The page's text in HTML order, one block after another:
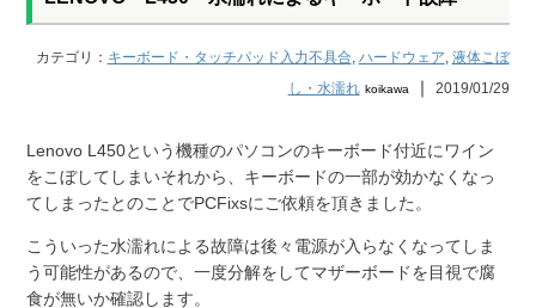
カテゴリ： キーボード・タッチパッド入力不具合, ハードウェア, 液体こぼ
し・水濡れ koikawa ｜ 2019/01/29
Lenovo L450という機種のパソコンのキーボード付近にワイン
をこぼしてしまいそれから、キーボードの一部が効かなくなっ
てしまったとのことでPCFixsにご依頼を頂きました。
こういった水濡れによる故障は後々電源が入らなくなってしま
う可能性があるので、一度分解をしてマザーボードを目視で腐
食が無いか確認します。